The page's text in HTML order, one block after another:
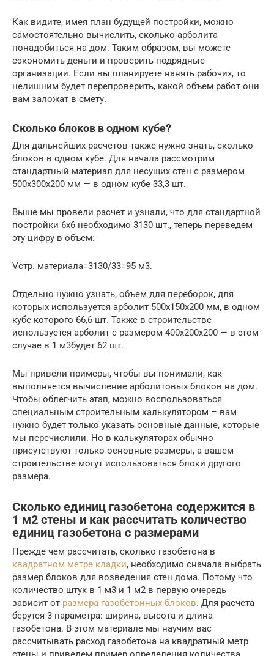
Как видите, имея план будущей постройки, можно
самостоятельно вычислить, сколько арболита
понадобиться на дом. Таким образом, вы можете
сэкономить деньги и проверить подрядные
организации. Если вы планируете нанять рабочих, то
нелишним будет перепроверить, какой объем работ они
вам заложат в смету.
Сколько блоков в одном кубе?
Для дальнейших расчетов также нужно знать, сколько
блоков в одном кубе. Для начала рассмотрим
стандартный материал для несущих стен с размером
500х300х200 мм — в одном кубе 33,3 шт.
Выше мы провели расчет и узнали, что для стандартной
постройки 6х6 необходимо 3130 шт., теперь переведем
эту цифру в объем:
Vстр. материала=3130/33=95 м3.
Отдельно нужно узнать, объем для переборок, для
которых используется арболит 500х150х200 мм, в одном
кубе которого 66,6 шт. Также в строительстве
используется арболит с размером 400х200х200 — в этом
случае в 1 м3будет 62 шт.
Мы привели примеры, чтобы вы понимали, как
выполняется вычисление арболитовых блоков на дом.
Чтобы облегчить этап, можно воспользоваться
специальным строительным калькулятором – вам
нужно будет только указать основные данные, которые
мы перечислили. Но в калькуляторах обычно
присутствуют только основные размеры, а вашем
строительстве могут использоваться блоки другого
размера.
Сколько единиц газобетона содержится в
1 м2 стены и как рассчитать количество
единиц газобетона с размерами
Прежде чем рассчитать, сколько газобетона в
квадратном метре кладки, необходимо сначала выбрать
размер блоков для возведения стен дома. Потому что
количество штук в 1 м3 и 1 м2 в первую очередь
зависит от размера газобетонных блоков. Для расчета
берутся 3 параметра: ширина, высота и длина
газобетона. В этом материале мы научим вас
рассчитывать расход газобетона на квадратный метр